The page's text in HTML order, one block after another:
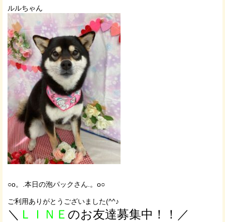
ルルちゃん
○o。.本日の泡パックさん.。o○
ご利用ありがとうございました(^^♪
＼ ＬＩＮＥ のお友達募集中！！／